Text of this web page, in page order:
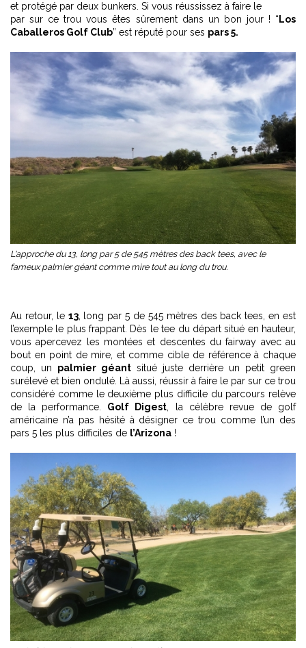
et protégé par deux bunkers. Si vous réussissez à faire le
par sur ce trou vous êtes sûrement dans un bon jour ! “ Los
Caballeros Golf Club” est réputé pour ses pars 5.
L'approche du 13, long par 5 de 545 mètres des back tees, avec le
fameux palmier géant comme mire tout au long du trou.
Au retour, le 13, long par 5 de 545 mètres des back tees, en est
l’exemple le plus frappant. Dès le tee du départ situé en hauteur,
vous apercevez les montées et descentes du fairway avec au
bout en point de mire, et comme cible de référence à chaque
coup, un palmier géant situé juste derrière un petit green
surélevé et bien ondulé. Là aussi, réussir à faire le par sur ce trou
considéré comme le deuxième plus difficile du parcours relève
de la performance. Golf Digest , la célèbre revue de golf
américaine n’a pas hésité à désigner ce trou comme l’un des
pars 5 les plus difficiles de l’Arizona !